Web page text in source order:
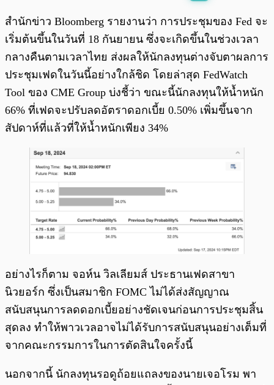
พร้อมเล่น
สำนักข่าว Bloomberg รายงานว่า การประชุมของ Fed จะ
เริ่มต้นขึ้นในวันที่ 18 กันยายน ซึ่งจะเกิดขึ้นในช่วงเวลา
กลางคืนตามเวลาไทย ส่งผลให้นักลงทุนต่างจับตาผลการ
ประชุมเฟดในวันนี้อย่างใกล้ชิด โดยล่าสุด FedWatch
Tool ของ CME Group บ่งชี้ว่า ขณะนี้นักลงทุนให้น้ำหนัก
66% ที่เฟดจะปรับลดอัตราดอกเบี้ย 0.50% เพิ่มขึ้นจาก
สัปดาห์ที่แล้วที่ให้น้ำหนักเพียง 34%
อย่างไรก็ตาม จอห์น วิลเลียมส์ ประธานเฟดสาขา
นิวยอร์ก ซึ่งเป็นสมาชิก FOMC ไม่ได้ส่งสัญญาณ
สนับสนุนการลดดอกเบี้ยอย่างชัดเจนก่อนการประชุมสิ้น
สุดลง ทำให้พาวเวลอาจไม่ได้รับการสนับสนุนอย่างเต็มที่
จากคณะกรรมการในการตัดสินใจครั้งนี้
นอกจากนี้ นักลงทุนรอดูถ้อยแถลงของนายเจอโรม พา